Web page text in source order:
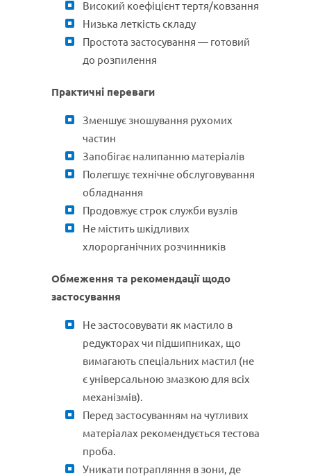
Високий коефіцієнт тертя/ковзання
Низька леткість складу
Простота застосування — готовий
до розпилення
Практичні переваги
Зменшує зношування рухомих
частин
Запобігає налипанню матеріалів
Полегшує технічне обслуговування
обладнання
Продовжує строк служби вузлів
Не містить шкідливих
хлорорганічних розчинників
Обмеження та рекомендації щодо
застосування
Не застосовувати як мастило в
редукторах чи підшипниках, що
вимагають спеціальних мастил (не
є універсальною змазкою для всіх
механізмів).
Перед застосуванням на чутливих
матеріалах рекомендується тестова
проба.
Уникати потрапляння в зони, де